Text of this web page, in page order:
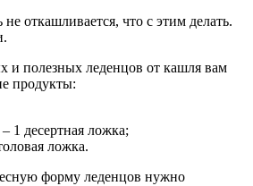
откашливается, что с этим делать.
и полезных леденцов от кашля вам
продукты:
1 десертная ложка;
ложка.
форму леденцов нужно